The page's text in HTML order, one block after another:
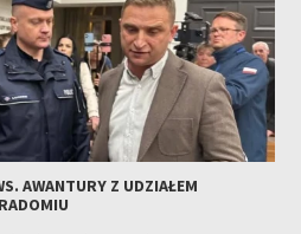
AWANTURY Z UDZIAŁEM